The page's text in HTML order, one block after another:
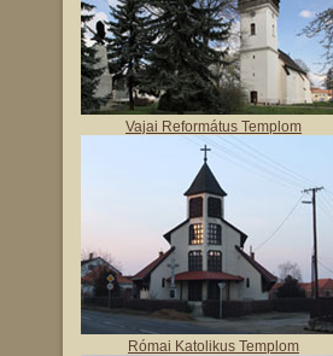
Vajai Református Templom
Római Katolikus Templom